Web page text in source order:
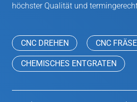
höchster Qualität und
CNC DREHEN CNC
CHEMISCHES ENTGRATEN